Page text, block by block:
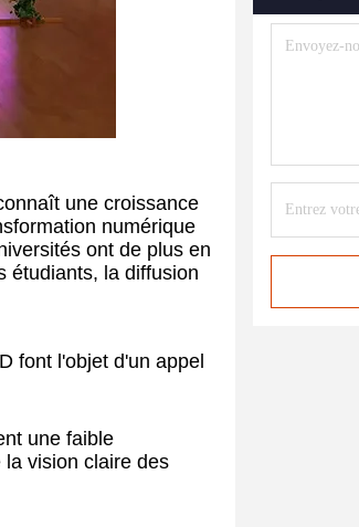
une croissance
numérique
ont de plus en
étudiants, la diffusion
font l'objet d'un appel
une faible
la vision claire des